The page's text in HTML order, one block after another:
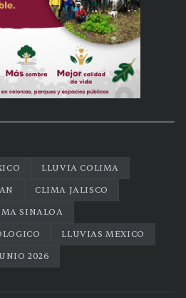
LLUVIA COLIMA
CLIMA JALISCO
SINALOA
LLUVIAS MEXICO
2026